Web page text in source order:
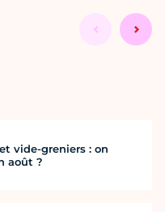
vide-greniers : on
août ?